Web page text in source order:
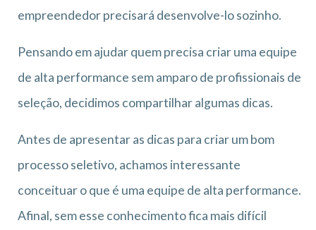
empreendedor precisará desenvolve-lo sozinho.
Pensando em ajudar quem precisa criar uma equipe
de alta performance sem amparo de profissionais de
seleção, decidimos compartilhar algumas dicas.
Antes de apresentar as dicas para criar um bom
processo seletivo, achamos interessante
conceituar o que é uma equipe de alta performance.
Afinal, sem esse conhecimento fica mais difícil